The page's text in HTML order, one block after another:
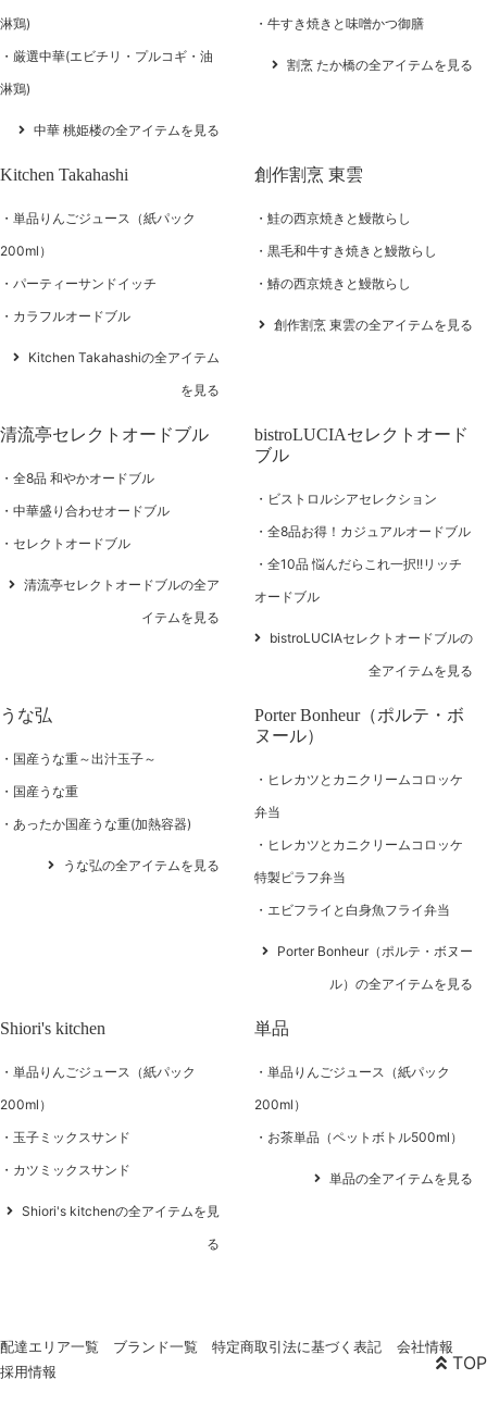
淋鶏)
厳選中華(エビチリ・プルコギ・油
淋鶏)
中華 桃姫楼の全アイテムを見る
牛すき焼きと味噌かつ御膳
割烹 たか橋の全アイテムを見る
Kitchen Takahashi
単品りんごジュース（紙パック
200ml）
パーティーサンドイッチ
カラフルオードブル
Kitchen Takahashiの全アイテム
を見る
創作割烹 東雲
鮭の西京焼きと鰻散らし
黒毛和牛すき焼きと鰻散らし
鰆の西京焼きと鰻散らし
創作割烹 東雲の全アイテムを見る
清流亭セレクトオードブル
全8品 和やかオードブル
中華盛り合わせオードブル
セレクトオードブル
清流亭セレクトオードブルの全ア
イテムを見る
bistroLUCIAセレクトオード
ブル
ビストロルシアセレクション
全8品お得！カジュアルオードブル
全10品 悩んだらこれ一択!!リッチ
オードブル
bistroLUCIAセレクトオードブルの
全アイテムを見る
うな弘
国産うな重～出汁玉子～
国産うな重
あったか国産うな重(加熱容器)
うな弘の全アイテムを見る
Porter Bonheur（ポルテ・ボ
ヌール）
ヒレカツとカニクリームコロッケ
弁当
ヒレカツとカニクリームコロッケ
特製ピラフ弁当
エビフライと白身魚フライ弁当
Porter Bonheur（ポルテ・ボヌー
ル）の全アイテムを見る
Shiori's kitchen
単品りんごジュース（紙パック
200ml）
玉子ミックスサンド
カツミックスサンド
Shiori's kitchenの全アイテムを見
る
単品
単品りんごジュース（紙パック
200ml）
お茶単品（ペットボトル500ml）
単品の全アイテムを見る
TOP
配達エリア一覧 ブランド一覧 特定商取引法に基づく表記
会社情報
採用情報